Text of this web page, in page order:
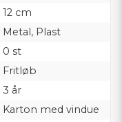
12 cm
Metal, Plast
0 st
Fritløb
3 år
Karton med vindue